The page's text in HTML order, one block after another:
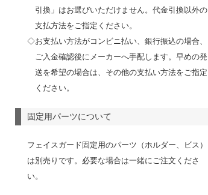
引換」はお選びいただけません。代金引換以外の
支払方法をご指定ください。
◇お支払い方法がコンビニ払い、銀行振込の場合、
ご入金確認後にメーカーへ手配します。早めの発
送を希望の場合は、その他の支払い方法をご指定
ください。
固定用パーツについて
フェイスガード固定用のパーツ（ホルダー、ビス）
は別売りです。必要な場合は一緒にご注文くださ
い。